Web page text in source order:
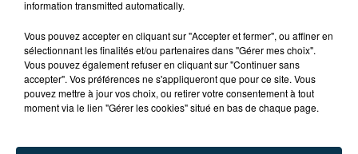
information transmitted automatically.
Vous pouvez accepter en cliquant sur "Accepter et fermer", ou affiner en
sélectionnant les finalités et/ou partenaires dans "Gérer mes choix".
Vous pouvez également refuser en cliquant sur "Continuer sans
accepter". Vos préférences ne s'appliqueront que pour ce site. Vous
pouvez mettre à jour vos choix, ou retirer votre consentement à tout
moment via le lien "Gérer les cookies" situé en bas de chaque page.